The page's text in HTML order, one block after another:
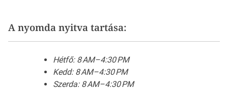
A nyomda nyitva tartása:
Hétfő: 8 AM–4:30 PM
Kedd: 8 AM–4:30 PM
Szerda: 8 AM–4:30 PM